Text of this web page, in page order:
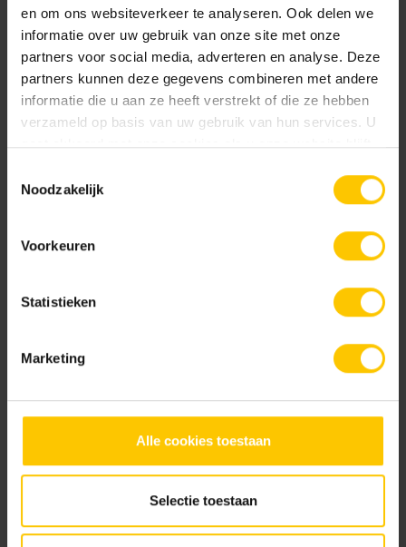
en om ons websiteverkeer te analyseren. Ook delen we
informatie over uw gebruik van onze site met onze
partners voor social media, adverteren en analyse. Deze
partners kunnen deze gegevens combineren met andere
informatie die u aan ze heeft verstrekt of die ze hebben
verzameld op basis van uw gebruik van hun services. U
gaat akkoord met onze cookies als u onze website blijft
Noodzakelijk
Voorkeuren
Statistieken
Marketing
Alle cookies toestaan
Selectie toestaan
Taormina